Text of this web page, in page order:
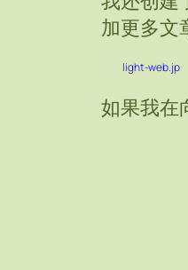
加更多文
light-web.jp
如果我在